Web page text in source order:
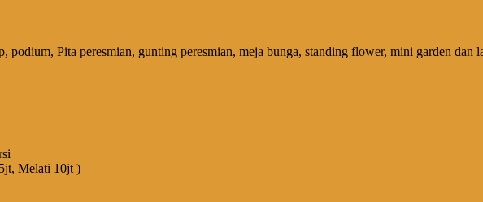
podium, Pita peresmian, gunting peresmian, meja bunga, standing flower, mini garden dan
Melati 10jt )